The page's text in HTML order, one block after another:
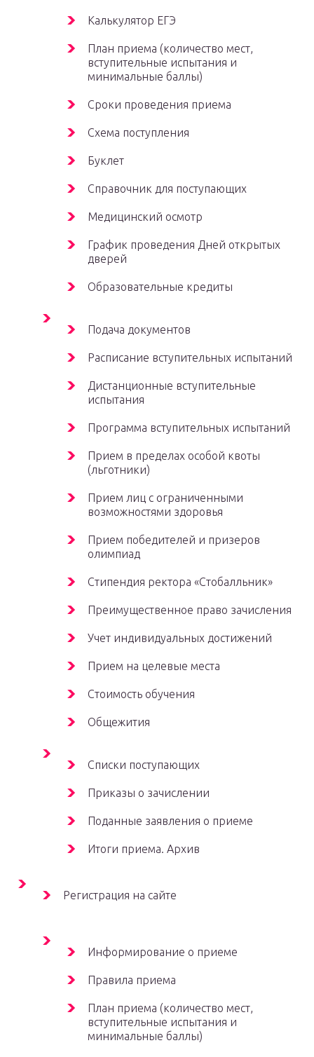
Калькулятор ЕГЭ
План приема (количество мест,
вступительные испытания и
минимальные баллы)
Сроки проведения приема
Схема поступления
Буклет
Справочник для поступающих
Медицинский осмотр
График проведения Дней открытых
дверей
Образовательные кредиты
Подача документов
Расписание вступительных испытаний
Дистанционные вступительные
испытания
Программа вступительных испытаний
Прием в пределах особой квоты
(льготники)
Прием лиц с ограниченными
возможностями здоровья
Прием победителей и призеров
олимпиад
Стипендия ректора «Стобалльник»
Преимущественное право зачисления
Учет индивидуальных достижений
Прием на целевые места
Стоимость обучения
Общежития
Списки поступающих
Приказы о зачислении
Поданные заявления о приеме
Итоги приема. Архив
Регистрация на сайте
Информирование о приеме
Правила приема
План приема (количество мест,
вступительные испытания и
минимальные баллы)